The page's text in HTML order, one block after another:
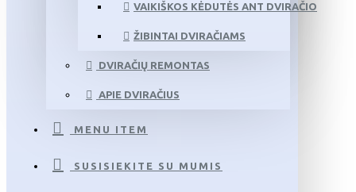
VAIKIŠKOS KĖDUTĖS ANT DVIRAČIO
ŽIBINTAI DVIRAČIAMS
DVIRAČIŲ REMONTAS
APIE DVIRAČIUS
MENU ITEM
SUSISIEKITE SU MUMIS